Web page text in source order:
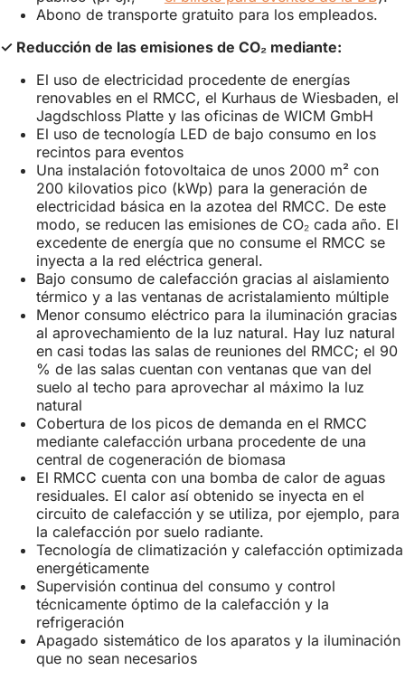
Abono de transporte gratuito para los empleados.
✓ Reducción de las emisiones de CO₂ mediante:
El uso de electricidad procedente de energías
renovables en el RMCC, el Kurhaus de Wiesbaden, el
Jagdschloss Platte y las oficinas de WICM GmbH
El uso de tecnología LED de bajo consumo en los
recintos para eventos
Una instalación fotovoltaica de unos 2000 m² con
200 kilovatios pico (kWp) para la generación de
electricidad básica en la azotea del RMCC. De este
modo, se reducen las emisiones de CO₂ cada año. El
excedente de energía que no consume el RMCC se
inyecta a la red eléctrica general.
Bajo consumo de calefacción gracias al aislamiento
térmico y a las ventanas de acristalamiento múltiple
Menor consumo eléctrico para la iluminación gracias
al aprovechamiento de la luz natural. Hay luz natural
en casi todas las salas de reuniones del RMCC; el 90
% de las salas cuentan con ventanas que van del
suelo al techo para aprovechar al máximo la luz
natural
Cobertura de los picos de demanda en el RMCC
mediante calefacción urbana procedente de una
central de cogeneración de biomasa
El RMCC cuenta con una bomba de calor de aguas
residuales. El calor así obtenido se inyecta en el
circuito de calefacción y se utiliza, por ejemplo, para
la calefacción por suelo radiante.
Tecnología de climatización y calefacción optimizada
energéticamente
Supervisión continua del consumo y control
técnicamente óptimo de la calefacción y la
refrigeración
Apagado sistemático de los aparatos y la iluminación
que no sean necesarios